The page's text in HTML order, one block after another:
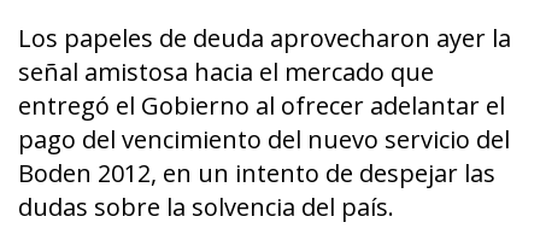
Los papeles de deuda aprovecharon ayer la
señal amistosa hacia el mercado que
entregó el G­obierno al ofrecer adelantar el
pago del vencimiento del nuevo servicio del
Boden 2012, en un intento de despejar las
dudas sobre la solvencia del país.